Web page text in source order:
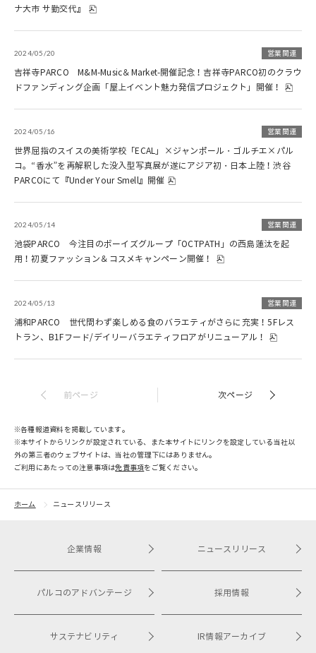
ナ大市 サ勤交代』
2024/05/20 営業関連
吉祥寺PARCO M&M-Music＆Market-開催記念！吉祥寺PARCO初のクラウ
ドファンディング企画「屋上イベント魅力発信プロジェクト」開催！
2024/05/16 営業関連
世界屈指のスイスの美術学校「ECAL」×ジャンポール・ゴルチエ×パル
コ。“香水”を再解釈した没入型写真展が遂にアジア初・日本上陸！渋谷
PARCOにて『Under Your Smell』開催
2024/05/14 営業関連
池袋PARCO 今注目のボーイズグループ「OCTPATH」の西島蓮汰を起
用！初夏ファッション＆コスメキャンペーン開催！
2024/05/13 営業関連
浦和PARCO 世代問わず楽しめる食のバラエティがさらに充実！5Fレス
トラン、B1Fフード/デイリーバラエティフロアがリニューアル！
前ページ 次ページ
※各種報道資料を掲載しています。
※本サイトからリンクが設定されている、また本サイトにリンクを設定している当社以
外の第三者のウェブサイトは、当社の管理下にはありません。
ご利用にあたっての注意事項は​免責事項をご覧ください。
ホーム ニュースリリース
企業情報
パルコのアドバンテージ
サステナビリティ
ニュースリリース
採用情報
IR情報アーカイブ